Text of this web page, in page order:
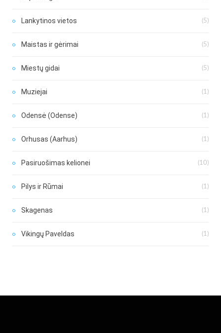
Lankytinos vietos (5)
Maistas ir gėrimai (5)
Miestų gidai (5)
Muziejai (1)
Odensė (Odense) (1)
Orhusas (Aarhus) (1)
Pasiruošimas kelionei (10)
Pilys ir Rūmai (1)
Skagenas (1)
Vikingų Paveldas (1)